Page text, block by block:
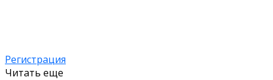
Регистрация
Читать еще